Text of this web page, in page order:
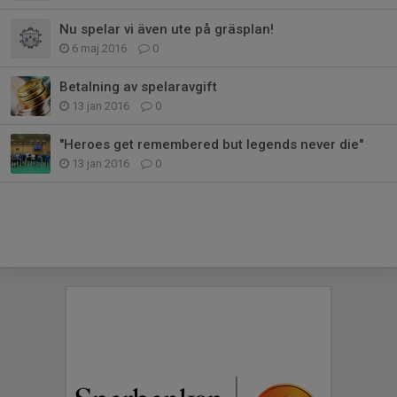
Nu spelar vi även ute på gräsplan!
6 maj 2016 0
Betalning av spelaravgift
13 jan 2016 0
"Heroes get remembered but legends never die"
13 jan 2016 0